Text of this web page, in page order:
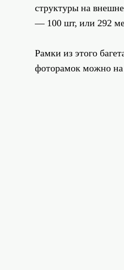
структуры на
— 100 шт, или 292
Рамки из этого
фоторамок можно на